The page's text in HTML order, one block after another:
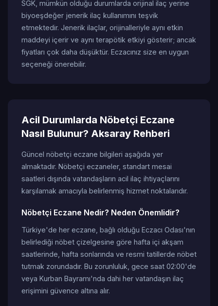
SGK, mümkün olduğu durumlarda orijinal ilaç yerine
biyoeşdeğer jenerik ilaç kullanımını teşvik
etmektedir. Jenerik ilaçlar, orijinalleriyle aynı etkin
maddeyi içerir ve aynı terapötik etkiyi gösterir; ancak
fiyatları çok daha düşüktür. Eczacınız size en uygun
seçeneği önerebilir.
Acil Durumlarda Nöbetçi Eczane
Nasıl Bulunur? Aksaray Rehberi
Güncel nöbetçi eczane bilgileri aşağıda yer
almaktadır. Nöbetçi eczaneler, standart mesai
saatleri dışında vatandaşların acil ilaç ihtiyaçlarını
karşılamak amacıyla belirlenmiş hizmet noktalarıdır.
Nöbetçi Eczane Nedir? Neden Önemlidir?
Türkiye'de her eczane, bağlı olduğu Eczacı Odası'nın
belirlediği nöbet çizelgesine göre hafta içi akşam
saatlerinde, hafta sonlarında ve resmi tatillerde nöbet
tutmak zorundadır. Bu zorunluluk, gece saat 02:00'de
veya Kurban Bayramı'nda dahi her vatandaşın ilaç
erişimini güvence altına alır.